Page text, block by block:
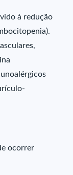
à redução
ocorrer